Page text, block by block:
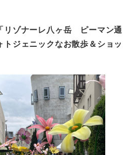
リゾナーレ八ヶ岳 ピーマン通
トジェニックなお散歩＆ショッ